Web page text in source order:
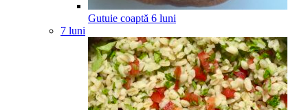
Gutuie coaptă 6 luni
7 luni